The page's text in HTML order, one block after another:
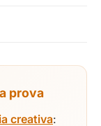
prova
creativa: